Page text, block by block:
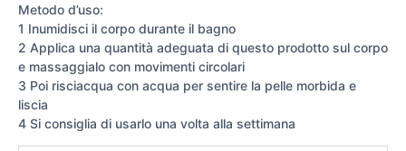
Metodo d’uso:
1 Inumidisci il corpo durante il bagno
2 Applica una quantità adeguata di questo prodotto sul corpo
e massaggialo con movimenti circolari
3 Poi risciacqua con acqua per sentire la pelle morbida e
liscia
4 Si consiglia di usarlo una volta alla settimana